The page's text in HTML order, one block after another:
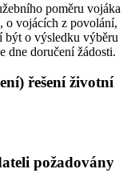
poměru vojáka
o vojácích z povolání,
být o výsledku výběru
dne doručení žádosti.
řešení životní
požadovány